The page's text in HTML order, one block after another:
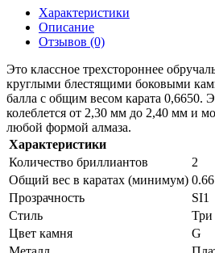
Характеристики
Описание
Отзывов (0)
Это классное трехстороннее
круглыми блестящими боковыми
балла с общим весом карата 0,6650.
колеблется от 2,30 мм до 2,40 мм и
любой формой алмаза.
Характеристики
Количество бриллиантов
2
Общий вес в каратах (минимум) 0.66
Прозрачность
SI1
Стиль
Три
Цвет камня
G